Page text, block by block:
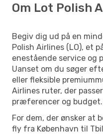
Om Lot Polish
Begiv dig ud på en
Polish Airlines (LO), et
enestående service og
Uanset om du søger
eller fleksible
Airlines ruter, der
præferencer og budget.
For dem, der ønsker at
fly fra København til